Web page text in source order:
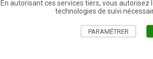
En autorisant ces services tiers, vous
technologies de suivi
PARAMÉTRER